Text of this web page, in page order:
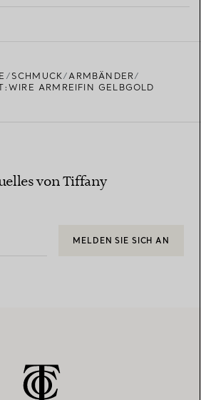
SCHMUCK
ARMBÄNDER
ARMREIFIN GELBGOLD
von Tiffany
MELDEN SIE SICH AN